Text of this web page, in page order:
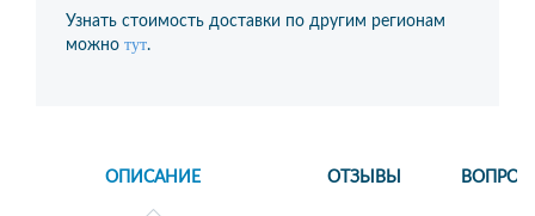
Узнать стоимость доставки по другим регионам
можно тут.
ОПИСАНИЕ ОТЗЫВЫ